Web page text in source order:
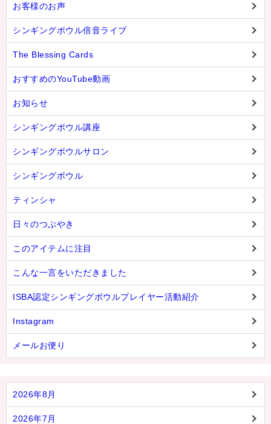
お客様のお声
シンギングボウル倍音ライブ
The Blessing Cards
おすすめのYouTube動画
お知らせ
シンギングボウル講座
シンギングボウルサロン
シンギングボウル
ティンシャ
日々のつぶやき
このアイテムに注目
こんな一言をいただきました
ISBA認定シンギングボウルプレイヤー活動紹介
Instagram
メールお便り
2026年8月
2026年7月